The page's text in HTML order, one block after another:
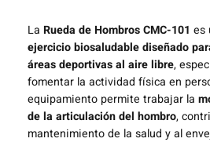
La Rueda de Hombros CMC-101 es
ejercicio biosaludable diseñado
áreas deportivas al aire libre,
fomentar la actividad física en
equipamiento permite trabajar la
de la articulación del hombro,
mantenimiento de la salud y al